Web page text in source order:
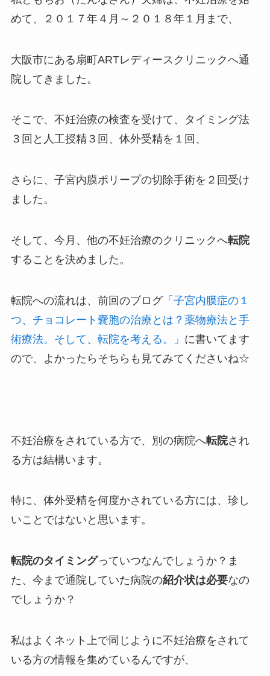
めて、２０１７年４月～２０１８年１月まで、
大阪市にある扇町ARTレディースクリニックへ通
院してきました。
そこで、不妊治療の検査を受けて、タイミング法
３回と人工授精３回、体外受精を１回、
さらに、子宮内膜ポリープの切除手術を２回受け
ました。
そして、今月、他の不妊治療のクリニックへ転院
することを決めました。
転院への流れは、前回のブログ「子宮内膜症の１
つ、チョコレート嚢胞の治療とは？薬物療法と手
術療法。そして、転院を考える。」 に書いてます
ので、よかったらそちらも見てみてくださいね☆
不妊治療をされている方で、別の病院へ転院され
る方は結構います。
特に、体外受精を何度かされている方には、珍し
いことではないと思います。
転院のタイミングっていつなんでしょうか？ま
た、今まで通院していた病院の紹介状は必要なの
でしょうか？
私はよくネット上で同じように不妊治療をされて
いる方の情報を集めているんですが、